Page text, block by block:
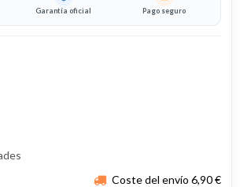
Garantía oficial Pago seguro
Coste del envío 6,90 €